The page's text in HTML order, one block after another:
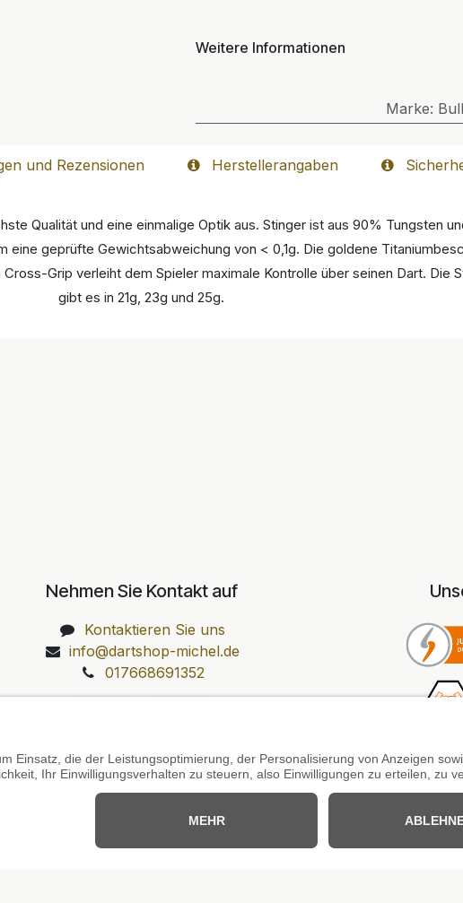
Weitere Informationen
Marke:
und Rezensionen Herstellerangaben
Qualität und eine einmalige Optik aus. Stinger ist aus 90% Tungsten
geprüfte Gewichtsabweichung von < 0,1g. Die goldene
Grip verleiht dem Spieler maximale Kontrolle über seinen Dart. Die
gibt es in 21g, 23g und 25g.
Nehmen Sie Kontakt auf
Kontaktieren Sie uns
info@dartshop-michel.de
017668691352